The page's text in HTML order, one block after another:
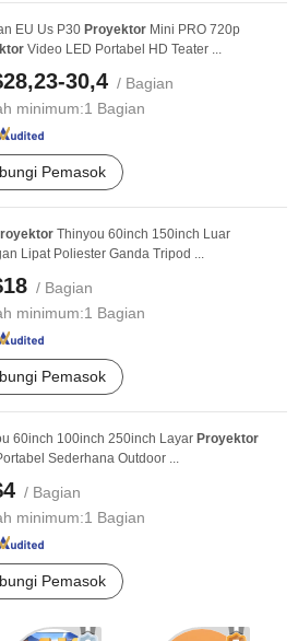
EU Us P30 Proyektor Mini PRO 720p
Video LED Portabel HD Teater ...
30,4 / Bagian
minimum:1 Bagian
Pemasok
Thinyou 60inch 150inch Luar
Lipat Poliester Ganda Tripod ...
/ Bagian
minimum:1 Bagian
Pemasok
60inch 100inch 250inch Layar Proyektor
Sederhana Outdoor ...
/ Bagian
minimum:1 Bagian
Pemasok